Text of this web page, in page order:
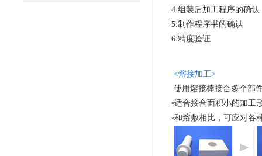
4.组装后加工程序的确认
5.制作程序书的确认
6.精度验证
<熔接加工>
使用熔接棒接合多个部
◦适合接合面积小的加工
◦和熔敷相比，可应对各